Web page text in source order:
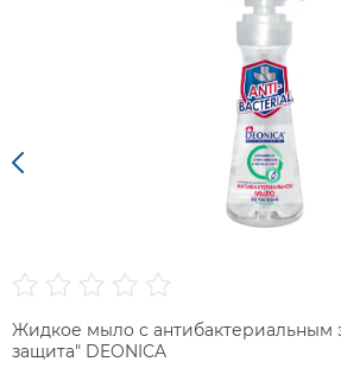
Жидкое мыло с антибактериальным
защита" DEONICA